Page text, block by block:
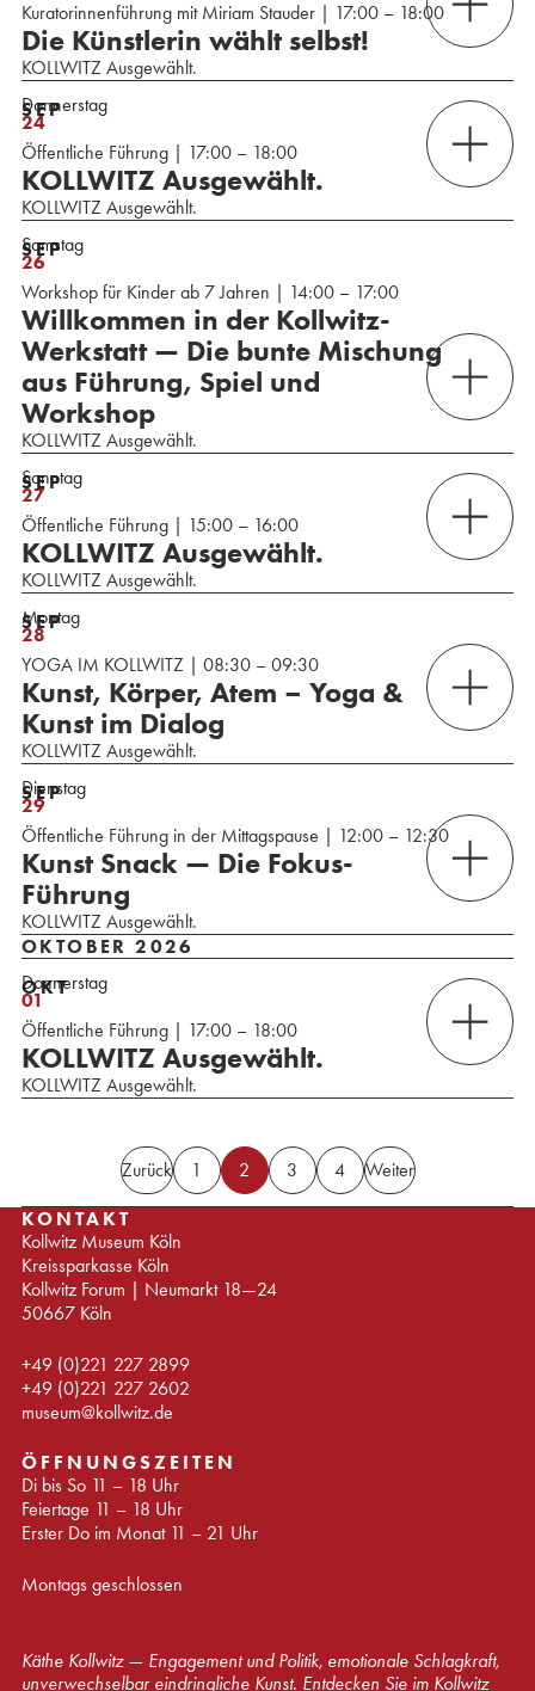
Kuratorinnenführung mit Miriam Stauder | 17:00 – 18:00
Die Künstlerin wählt selbst!
KOLLWITZ Ausgewählt.
Donnerstag
24
SEP
Öffentliche Führung | 17:00 – 18:00
KOLLWITZ Ausgewählt.
KOLLWITZ Ausgewählt.
Samstag
26
SEP
Workshop für Kinder ab 7 Jahren | 14:00 – 17:00
Willkommen in der Kollwitz-
Werkstatt — Die bunte Mischung
aus Führung, Spiel und
Workshop
KOLLWITZ Ausgewählt.
Sonntag
27
SEP
Öffentliche Führung | 15:00 – 16:00
KOLLWITZ Ausgewählt.
KOLLWITZ Ausgewählt.
Montag
28
SEP
YOGA IM KOLLWITZ | 08:30 – 09:30
Kunst, Körper, Atem – Yoga &
Kunst im Dialog
KOLLWITZ Ausgewählt.
Dienstag
29
SEP
Öffentliche Führung in der Mittagspause | 12:00 – 12:30
Kunst Snack — Die Fokus-
Führung
KOLLWITZ Ausgewählt.
OKTOBER 2026
Donnerstag
01
OKT
Öffentliche Führung | 17:00 – 18:00
KOLLWITZ Ausgewählt.
KOLLWITZ Ausgewählt.
Zurück 1 2 3 4 Weiter
KONTAKT
Kollwitz Museum Köln
Kreissparkasse Köln
Kollwitz Forum | Neumarkt 18—24
50667 Köln
+49 (0)221 227 2899
+49 (0)221 227 2602
museum@kollwitz.de
ÖFFNUNGSZEITEN
Di bis So 11 – 18 Uhr
Feiertage 11 – 18 Uhr
Erster Do im Monat 11 – 21 Uhr
Montags geschlossen
Käthe Kollwitz — Engagement und Politik, emotionale Schlagkraft,
unverwechselbar eindringliche Kunst. Entdecken Sie im Kollwitz